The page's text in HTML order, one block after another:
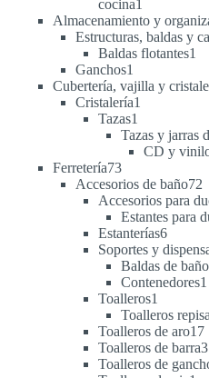
cocina1
producto
Almacenamiento y
Estructuras, baldas y
Baldas flotantes1
Ganchos1
producto
Cubertería, vajilla y
Cristalería1
Tazas1
producto
Tazas y jarras
CD y
Ferretería7373
productos
Accesorios de baño72
Accesorios para
Estantes para
Estanterías66
Soportes y
Baldas de baño
Contenedores1
Toalleros1
producto
Toalleros repisa
Toalleros de aro17
Toalleros de barra
Toalleros de